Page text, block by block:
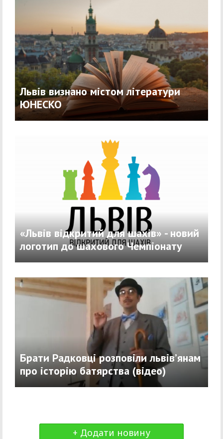
Львів визнано містом літератури
ЮНЕСКО
«Львів відкритий для шахів» - новий
логотип до шахового Чемпіонату
Брати Радковці розповіли львів’янам
про історію батярства (відео)
+ Додати новину